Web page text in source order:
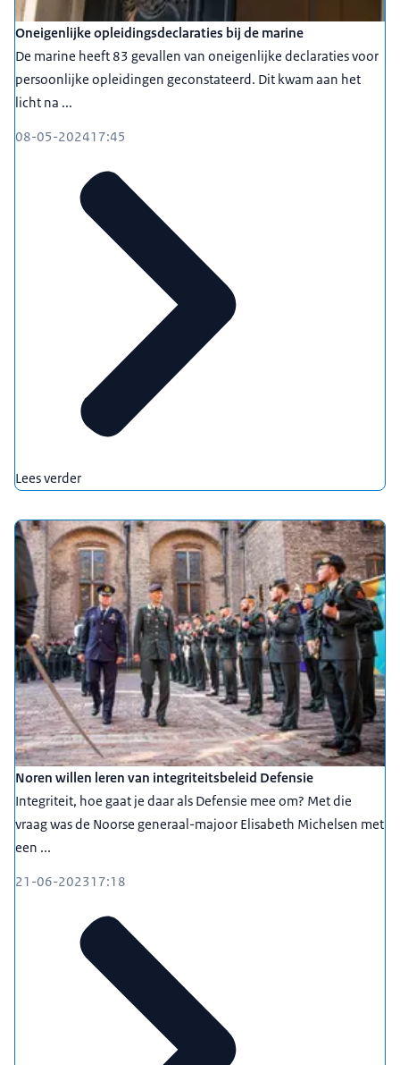
Oneigenlijke opleidingsdeclaraties bij de marine
De marine heeft 83 gevallen van oneigenlijke declaraties voor
persoonlijke opleidingen geconstateerd. Dit kwam aan het
licht na ...
08-05-202417:45
Lees verder
Noren willen leren van integriteitsbeleid Defensie
Integriteit, hoe gaat je daar als Defensie mee om? Met die
vraag was de Noorse generaal-majoor Elisabeth Michelsen met
een ...
21-06-202317:18